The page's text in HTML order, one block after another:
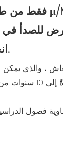
انخفاض كبير في عمر الخدمة.
أن يصل عادةً